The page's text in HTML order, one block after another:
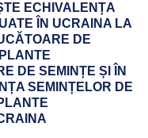
ECHIVALENȚA
ÎN UCRAINA LA
DE
DE SEMINȚE ȘI ÎN
SEMINȚELOR DE